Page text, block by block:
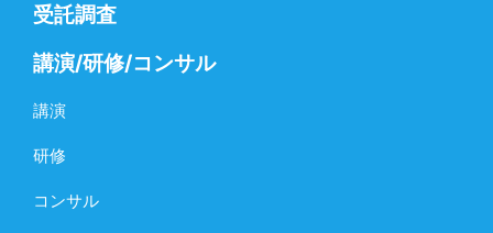
受託調査
講演/研修/コンサル
講演
研修
コンサル